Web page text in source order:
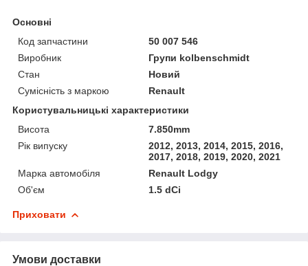
Основні
Код запчастини
50 007 546
Виробник
Групи kolbenschmidt
Стан
Новий
Сумісність з маркою
Renault
Користувальницькі характеристики
Висота
7.850mm
Рік випуску
2012, 2013, 2014, 2015, 2016,
2017, 2018, 2019, 2020, 2021
Марка автомобіля
Renault Lodgy
Об'єм
1.5 dCi
Приховати
Умови доставки